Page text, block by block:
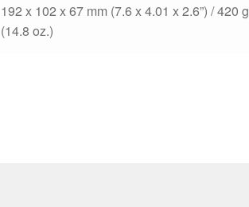
192 x 102 x 67 mm (7.6 x 4.01 x 2.6”) / 420 g
(14.8 oz.)